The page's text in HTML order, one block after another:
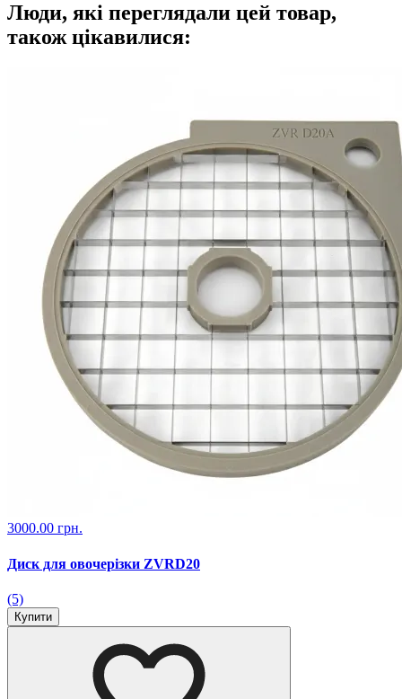
Люди, які переглядали цей товар,
також цікавилися:
3000.00 грн.
Диск для овочерізки ZVRD20
(5)
Купити